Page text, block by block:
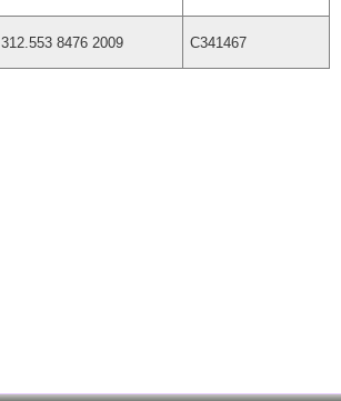
312.553 8476 2009 C341467